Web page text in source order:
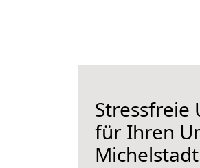
Stressfreie
für Ihren
Michelstadt